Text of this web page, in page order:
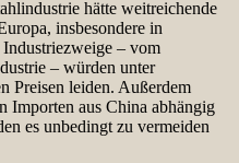
hätte weitreichende
insbesondere in
– vom
– würden unter
Preisen leiden. Außerdem
Importen aus China abhängig
es unbedingt zu vermeiden